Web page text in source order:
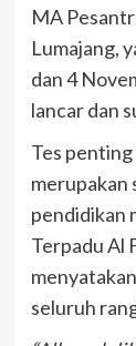
MA
Lumajang,
dan 4
lancar dan
Tes
merupakan
pendidikan
Terpadu Al
seluruh